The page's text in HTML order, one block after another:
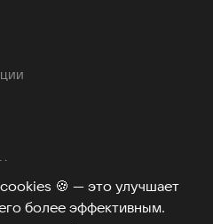
🍪 — это улучшает
более эффективным.